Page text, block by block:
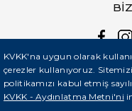
KVKK'na uygun olarak
çerezler kullanıyoruz.
politikamızı kabul etmiş
KVKK - Aydınlatma Metni'ni